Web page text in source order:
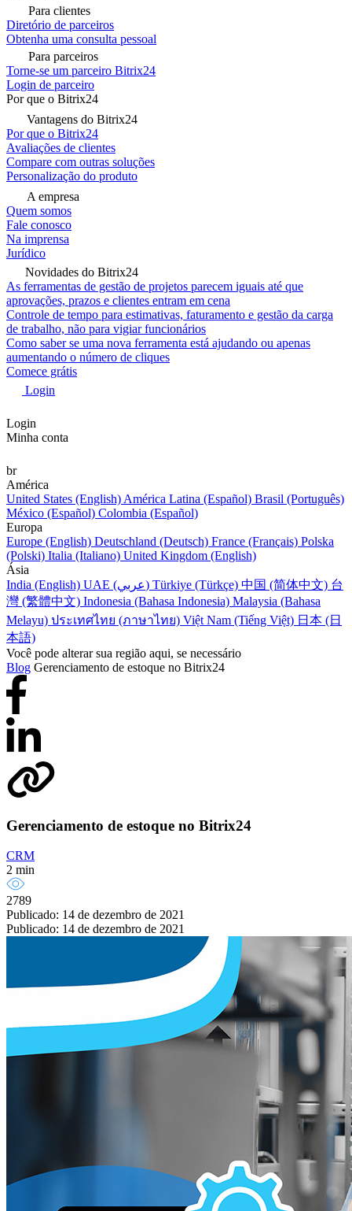
Para clientes
Diretório de parceiros
Obtenha uma consulta pessoal
Para parceiros
Torne-se um parceiro Bitrix24
Login de parceiro
Por que o Bitrix24
Vantagens do Bitrix24
Por que o Bitrix24
Avaliações de clientes
Compare com outras soluções
Personalização do produto
A empresa
Quem somos
Fale conosco
Na imprensa
Jurídico
Novidades do Bitrix24
As ferramentas de gestão de projetos parecem iguais até que
aprovações, prazos e clientes entram em cena
Controle de tempo para estimativas, faturamento e gestão da carga
de trabalho, não para vigiar funcionários
Como saber se uma nova ferramenta está ajudando ou apenas
aumentando o número de cliques
Comece grátis
Login
Login
Minha conta
br
América
United States (English) América Latina (Español) Brasil (Português)
México (Español) Colombia (Español)
Europa
Europe (English) Deutschland (Deutsch) France (Français) Polska
(Polski) Italia (Italiano) United Kingdom (English)
Ásia
India (English)
UAE (عربي) Türkiye (Türkçe) 中国 (简体中文) 台
灣 (繁體中文) Indonesia (Bahasa Indonesia) Malaysia (Bahasa
Melayu) ประเทศไทย (ภาษาไทย) Việt Nam (Tiếng Việt) 日本 (日
本語)
Você pode alterar sua região aqui, se necessário
Blog Gerenciamento de estoque no Bitrix24
Gerenciamento de estoque no Bitrix24
CRM
2 min
2789
Publicado: 14 de dezembro de 2021
Publicado: 14 de dezembro de 2021